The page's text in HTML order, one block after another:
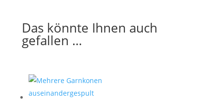
Das könnte Ihnen auch
gefallen …